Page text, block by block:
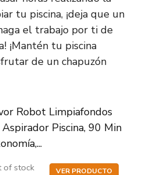
tu piscina, ¡deja que un
el trabajo por ti de
¡Mantén tu piscina
de un chapuzón
Robot Limpiafondos
Piscina, 90 Min
of stock VER PRODUCTO